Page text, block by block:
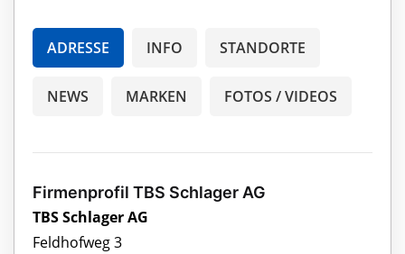
ADRESSE INFO STANDORTE
NEWS MARKEN FOTOS / VIDEOS
Firmenprofil TBS Schlager AG
TBS Schlager AG
Feldhofweg 3